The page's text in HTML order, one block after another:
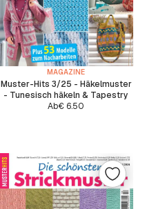
MAGAZINE
Muster-Hits 3/25 - Häkelmuster
- Tunesisch häkeln & Tapestry
Ab€ 6.50